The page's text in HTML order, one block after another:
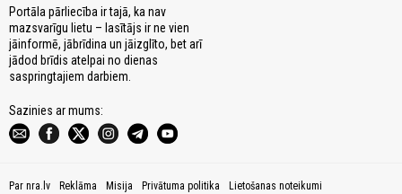
Portāla pārliecība ir tajā, ka nav
mazsvarīgu lietu – lasītājs ir ne vien
jāinformē, jābrīdina un jāizglīto, bet arī
jādod brīdis atelpai no dienas
saspringtajiem darbiem.
Sazinies ar mums:
Par nra.lv Reklāma Misija Privātuma politika Lietošanas noteikumi